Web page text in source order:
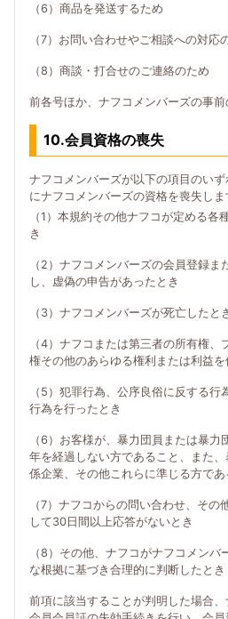
（6）商品を発送するため
（7）お問い合わせやご相談への対応
（8）商談・打合せのご連絡のため
前各号ほか、ナフコメンバーズの事
10.会員資格の喪失
ナフコメンバーズが以下の項目のい
にナフコメンバーズの資格を喪失しま
（1）本規約その他ナフコが定める各
き
（2）ナフコメンバーズの会員登録
し、虚偽の申告があったとき
（3）ナフコメンバーズが死亡したと
（4）ナフコまたは第三者の所有権
権その他のあらゆる権利または利益
（5）犯罪行為、公序良俗に反する
行為を行ったとき
（6）お客様が、暴力団員または暴
年を経過しない方であること、また
係企業、その他これらに準じる方で
（7）ナフコからの問い合わせ、そ
して30日間以上応答がないとき
（8）その他、ナフコがナフコメン
な根拠に基づき合理的に判断したとき
前項に該当することが判明した場合